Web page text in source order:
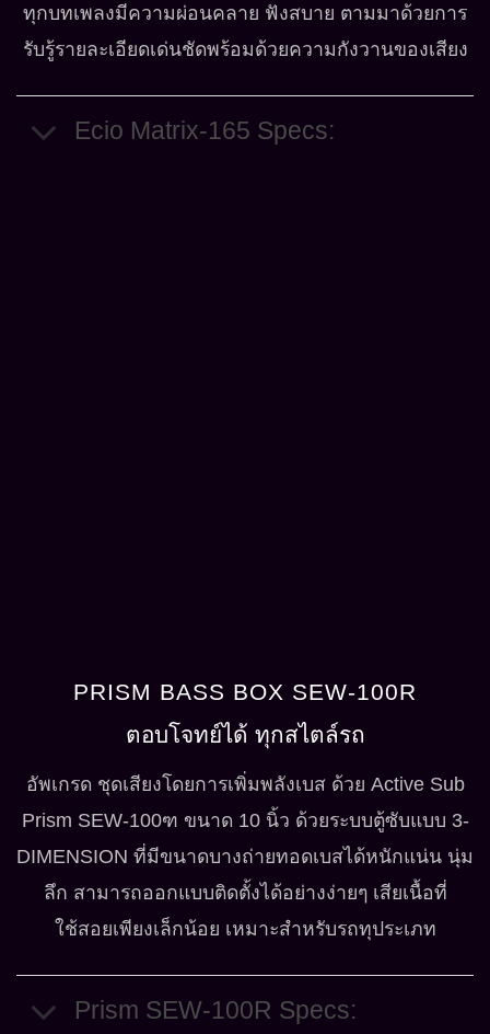
ทุกบทเพลงมีความผ่อนคลาย ฟังสบาย ตามมาด้วยการ
รับรู้รายละเอียดเด่นชัดพร้อมด้วยความกังวานของเสียง
Ecio Matrix-165 Specs:
PRISM BASS BOX SEW-100R
ตอบโจทย์ได้ ทุกสไตล์รถ
อัพเกรด ชุดเสียงโดยการเพิ่มพลังเบส ด้วย Active Sub
Prism SEW-100ฑ ขนาด 10 นิ้ว ด้วยระบบตู้ซับแบบ 3-
DIMENSION ที่มีขนาดบางถ่ายทอดเบสได้หนักแน่น นุ่ม
ลึก สามารถออกแบบติดตั้งได้อย่างง่ายๆ เสียเนื้อที่
ใช้สอยเพียงเล็กน้อย เหมาะสำหรับรถทุประเภท
Prism SEW-100R Specs: